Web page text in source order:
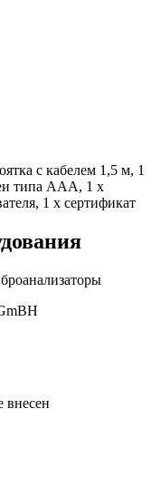
с кабелем 1,5 м, 1
типа ААА, 1 x
1 x сертификат
внесен